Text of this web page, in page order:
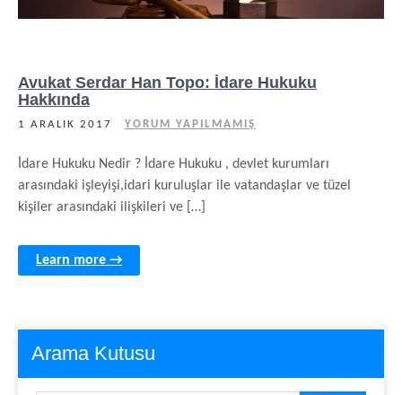
Avukat Serdar Han Topo: İdare Hukuku
Hakkında
1 ARALIK 2017 YORUM YAPILMAMIŞ
İdare Hukuku Nedir ? İdare Hukuku , devlet kurumları
arasındaki işleyişi,idari kuruluşlar ile vatandaşlar ve tüzel
kişiler arasındaki ilişkileri ve […]
Learn more →
Arama Kutusu